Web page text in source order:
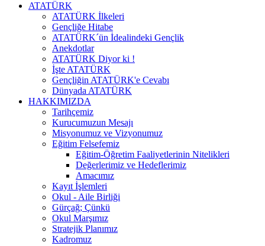
ATATÜRK
ATATÜRK İlkeleri
Gençliğe Hitabe
ATATÜRK´ün İdealindeki Gençlik
Anekdotlar
ATATÜRK Diyor ki !
İşte ATATÜRK
Gençliğin ATATÜRK'e Cevabı
Dünyada ATATÜRK
HAKKIMIZDA
Tarihçemiz
Kurucumuzun Mesajı
Misyonumuz ve Vizyonumuz
Eğitim Felsefemiz
Eğitim-Öğretim Faaliyetlerinin Nitelikleri
Değerlerimiz ve Hedeflerimiz
Amacımız
Kayıt İşlemleri
Okul - Aile Birliği
Gürçağ; Çünkü
Okul Marşımız
Stratejik Planımız
Kadromuz